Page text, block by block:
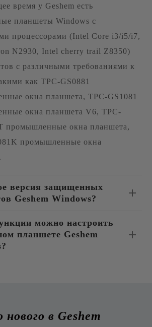
время у Geshem есть
планшеты Windows с
процессорами (Intel Core i3/i5/i7,
N2930, Intel cherry trail Z8350)
с различными требованиями к
как TPC-GS0881
окна планшета, TPC-GS1081
окна планшета V6, TPC-
промышленные окна планшета,
промышленные окна
версия защищенных
Geshem Windows?
можно настроить
планшете Geshem
в Geshem